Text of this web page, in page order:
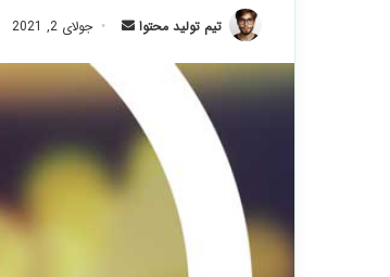
تیم تولید محتوا
ارسال جولای 2, 2021